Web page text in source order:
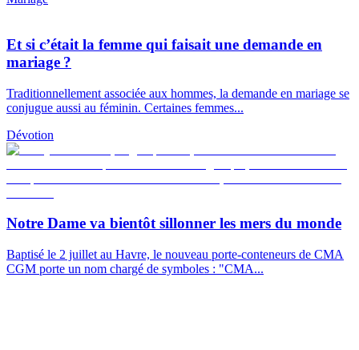
Et si c’était la femme qui faisait une demande en
mariage ?
Traditionnellement associée aux hommes, la demande en mariage se
conjugue aussi au féminin. Certaines femmes...
Dévotion
Notre Dame va bientôt sillonner les mers du monde
Baptisé le 2 juillet au Havre, le nouveau porte-conteneurs de CMA
CGM porte un nom chargé de symboles : "CMA...